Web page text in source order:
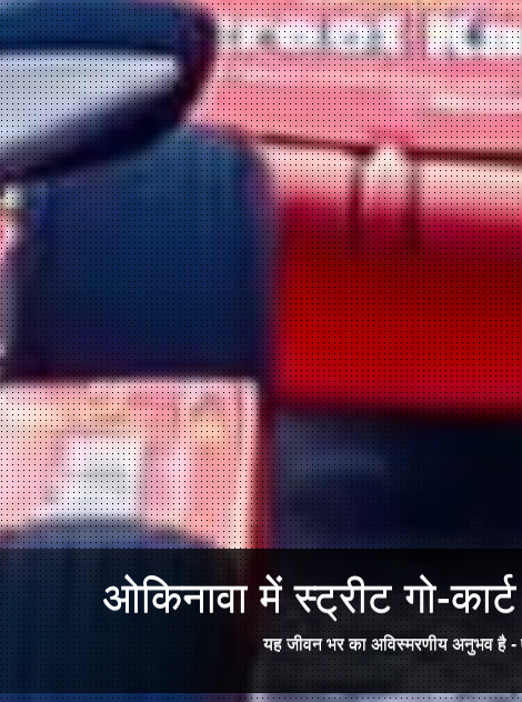
ओकिनावा में स्ट्रीट गो-
यह जीवन भर का अविस्मरणीय अनुभव है -